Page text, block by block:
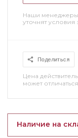
Наши менеджеры
уточнят условия
Поделиться
Цена
может
Наличие на